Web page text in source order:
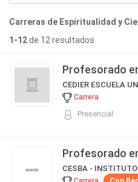
Carreras de Espiritualidad y
1-12de 12 resultados
Profesorado
Carrera
Presencial
Profesorado